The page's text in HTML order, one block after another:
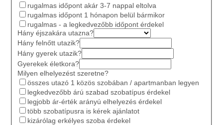
rugalmas időpont akár 3-7 nappal eltolva
rugalmas időpont 1 hónapon belül bármikor
rugalmas - a legkedvezőbb időpont érdekel
Hány éjszakára utazna?
Hány felnőtt utazik?
Hány gyerek utazik?
Gyerekek életkora?
Milyen elhelyezést szeretne?
összes utazó 1 közös szobában / apartmanban legyen
legkedvezőbb árú szabad szobatípus érdekel
legjobb ár-érték arányú elhelyezés érdekel
több szobatípusra is kérek ajánlatot
kizárólag erkélyes szoba érdekel